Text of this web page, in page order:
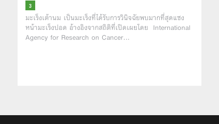
มะเร็งเต้านม เป็นมะเร็งที่ได้รับการวินิจฉัยพบมากที่สุดแซง
หน้ามะเร็งปอด อ้างอิงจากสถิติที่เปิดเผยโดย International
Agency for Research on Cancer…